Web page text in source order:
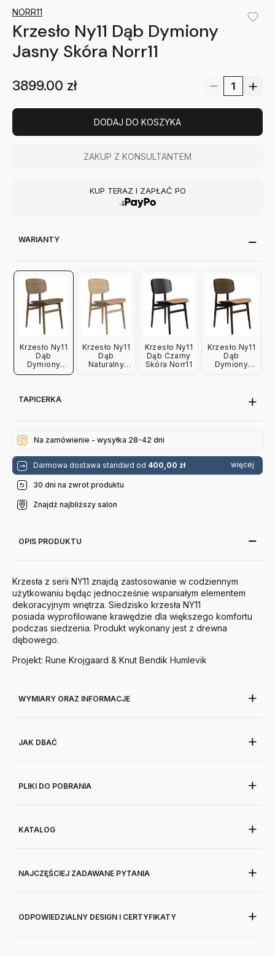
NORR11
Krzesło Ny11 Dąb Dymiony
Jasny Skóra Norr11
3899.00 zł
DODAJ DO KOSZYKA
ZAKUP Z KONSULTANTEM
KUP TERAZ I ZAPŁAĆ PO
WARIANTY
Krzesło Ny11
Dąb
Dymiony
Jasny Skóra
Krzesło Ny11
Dąb
Naturalny
Krzesło Ny11
Dąb Czarny
Skóra Norr11
Krzesło Ny11
Dąb
Dymiony
TAPICERKA
Na zamówienie - wysyłka 28-42 dni
Darmowa dostawa standard od 400,00 zł więcej
30 dni na zwrot produktu
Znajdź najbliższy salon
OPIS PRODUKTU
Krzesła z serii NY11 znajdą zastosowanie w codziennym
użytkowaniu będąc jednocześnie wspaniałym elementem
dekoracyjnym wnętrza. Siedzisko krzesła NY11
posiada wyprofilowane krawędzie dla większego komfortu
podczas siedzenia. Produkt wykonany jest z drewna
dębowego.
Projekt: Rune Krojgaard & Knut Bendik Humlevik
WYMIARY ORAZ INFORMACJE
JAK DBAĆ
PLIKI DO POBRANIA
KATALOG
NAJCZĘŚCIEJ ZADAWANE PYTANIA
ODPOWIEDZIALNY DESIGN I CERTYFIKATY